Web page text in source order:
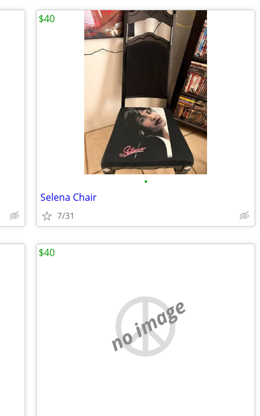
•
Selena Chair
7/31
$40
no image
$40